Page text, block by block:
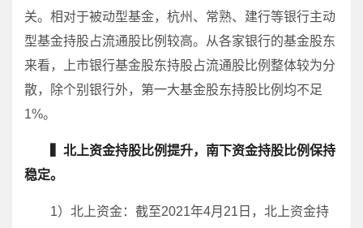
关。相对于被动型基金，杭州、常熟、建行等银行主动
型基金持股占流通股比例较高。从各家银行的基金股东
来看，上市银行基金股东持股占流通股比例整体较为分
散，除个别银行外，第一大基金股东持股比例均不足
1%。
▍北上资金持股比例提升，南下资金持股比例保持
稳定。
1）北上资金：截至2021年4月21日，北上资金持